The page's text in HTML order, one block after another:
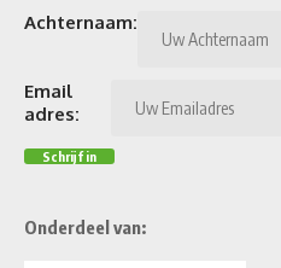
Achternaam:
Email
adres:
Onderdeel van: